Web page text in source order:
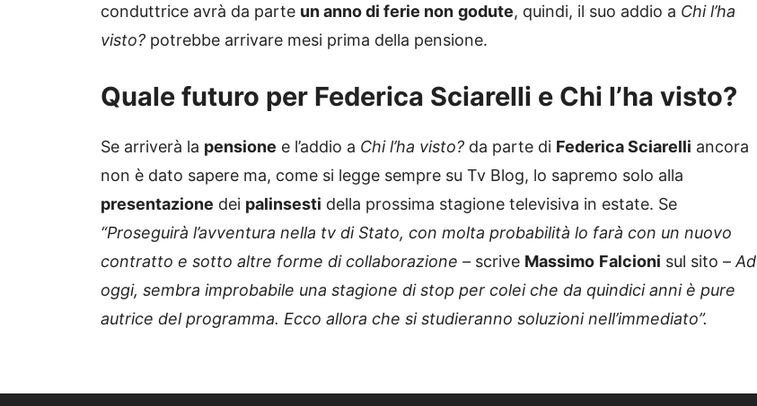
conduttrice avrà da parte un anno di ferie non godute, quindi, il suo addio a Chi l’ha
visto? potrebbe arrivare mesi prima della pensione.
Quale futuro per Federica Sciarelli e Chi l’ha visto?
Se arriverà la pensione e l’addio a Chi l’ha visto? da parte di Federica Sciarelli ancora
non è dato sapere ma, come si legge sempre su Tv Blog, lo sapremo solo alla
presentazione dei palinsesti della prossima stagione televisiva in estate. Se
“Proseguirà l’avventura nella tv di Stato, con molta probabilità lo farà con un nuovo
contratto e sotto altre forme di collaborazione – scrive Massimo Falcioni sul sito –Ad
oggi, sembra improbabile una stagione di stop per colei che da quindici anni è pure
autrice del programma. Ecco allora che si studieranno soluzioni nell’immediato”.